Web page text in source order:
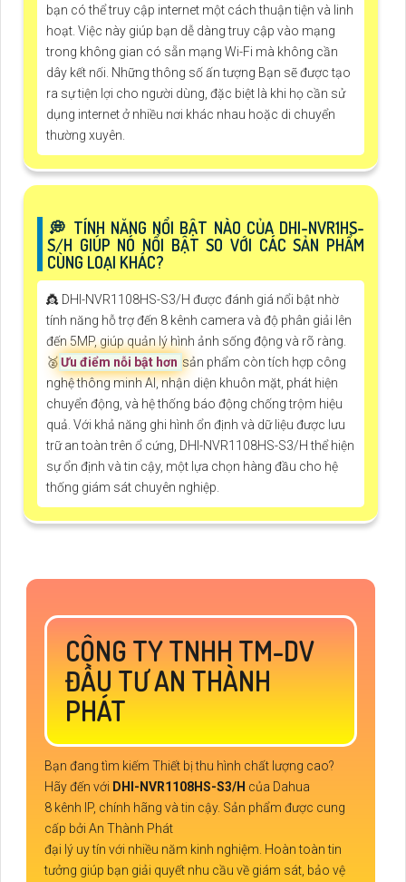
bạn có thể truy cập internet một cách thuận tiện và linh
hoạt. Việc này giúp bạn dễ dàng truy cập vào mạng
trong không gian có sẵn mạng Wi-Fi mà không cần
dây kết nối. Những thông số ấn tượng Bạn sẽ được tạo
ra sự tiện lợi cho người dùng, đặc biệt là khi họ cần sử
dụng internet ở nhiều nơi khác nhau hoặc di chuyển
thường xuyên.
️💭 TÍNH NĂNG NỔI BẬT NÀO CỦA DHI-NVR1HS-
S/H GIÚP NÓ NỔI BẬT SO VỚI CÁC SẢN PHẨM
CÙNG LOẠI KHÁC?
👸 DHI-NVR1108HS-S3/H được đánh giá nổi bật nhờ
tính năng hỗ trợ đến 8 kênh camera và độ phân giải lên
đến 5MP, giúp quản lý hình ảnh sống động và rõ ràng.
🥈️Ưu điểm nỗi bật hơn sản phẩm còn tích hợp công
nghệ thông minh AI, nhận diện khuôn mặt, phát hiện
chuyển động, và hệ thống báo động chống trộm hiệu
quả. Với khả năng ghi hình ổn định và dữ liệu được lưu
trữ an toàn trên ổ cứng, DHI-NVR1108HS-S3/H thể hiện
sự ổn định và tin cậy, một lựa chọn hàng đầu cho hệ
thống giám sát chuyên nghiệp.
CÔNG TY TNHH TM-DV
ĐẦU TƯ AN THÀNH
PHÁT
Bạn đang tìm kiếm Thiết bị thu hình chất lượng cao?
Hãy đến với DHI-NVR1108HS-S3/H của Dahua
8 kênh IP, chính hãng và tin cậy. Sản phẩm được cung
cấp bởi An Thành Phát
đại lý uy tín với nhiều năm kinh nghiệm. Hoàn toàn tin
tưởng giúp bạn giải quyết nhu cầu về giám sát, bảo vệ